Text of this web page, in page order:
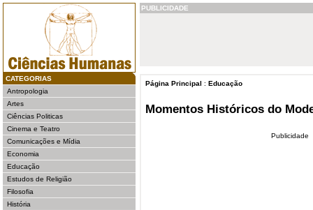
CATEGORIAS
Antropologia
Artes
Ciências Politicas
Cinema e Teatro
Comunicações e Mídia
Economia
Educação
Estudos de Religião
Filosofia
História
PUBLICIDADE
Página Principal : Educação
Momentos Históricos do
Publicidade